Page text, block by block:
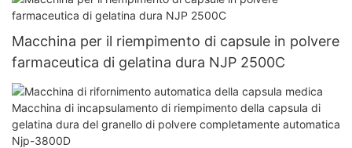
rifornimento dura della capsula della gelatina Njp
1500D
Macchina per il riempimento di capsule in polvere
farmaceutica di gelatina dura NJP 2500C